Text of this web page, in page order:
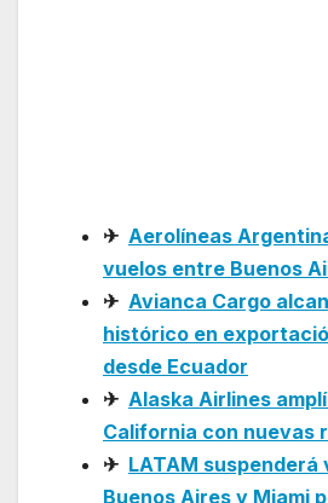
✈ Aerolíneas
vuelos entre Buenos
✈ Avianca Cargo
histórico en
desde Ecuador
✈ Alaska Airlines
California con nuevas
✈ LATAM suspenderá
Buenos Aires y Miami